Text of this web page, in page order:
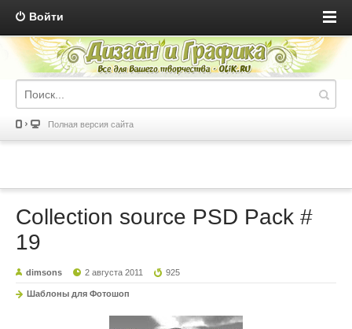
Войти
Полная версия сайта
Collection source PSD Pack #
19
dimsons 2 августа 2011 925
Шаблоны для Фотошоп